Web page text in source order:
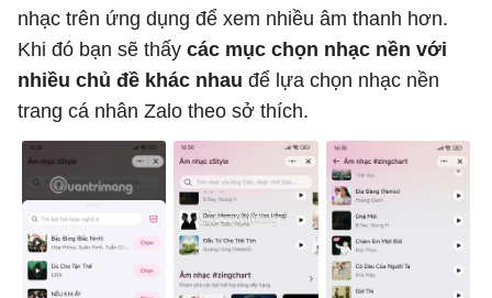
nhạc trên ứng dụng để xem nhiều âm thanh hơn.
Khi đó bạn sẽ thấy các mục chọn nhạc nền với
nhiều chủ đề khác nhau để lựa chọn nhạc nền
trang cá nhân Zalo theo sở thích.